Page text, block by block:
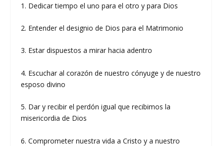
1. Dedicar tiempo el uno para el otro y para Dios
2. Entender el designio de Dios para el Matrimonio
3. Estar dispuestos a mirar hacia adentro
4. Escuchar al corazón de nuestro cónyuge y de nuestro
esposo divino
5. Dar y recibir el perdón igual que recibimos la
misericordia de Dios
6. Comprometer nuestra vida a Cristo y a nuestro